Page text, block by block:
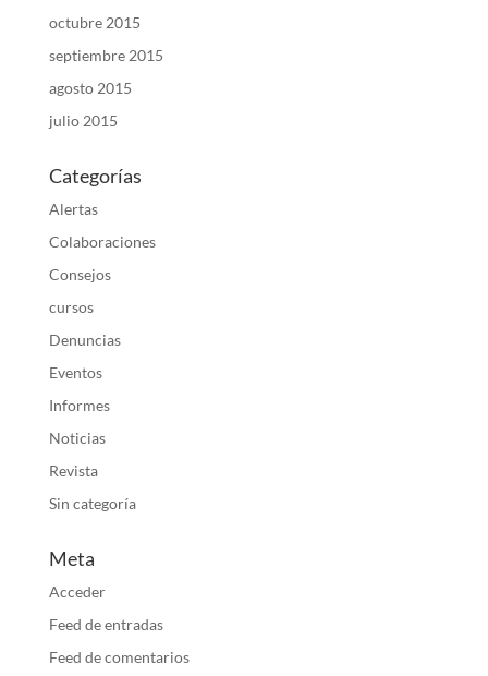
octubre 2015
septiembre 2015
agosto 2015
julio 2015
Categorías
Alertas
Colaboraciones
Consejos
cursos
Denuncias
Eventos
Informes
Noticias
Revista
Sin categoría
Meta
Acceder
Feed de entradas
Feed de comentarios